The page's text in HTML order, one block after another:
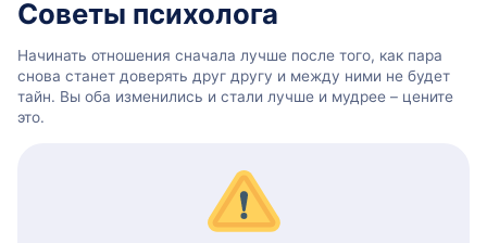
Советы психолога
Начинать отношения сначала лучше после того, как пара
снова станет доверять друг другу и между ними не будет
тайн. Вы оба изменились и стали лучше и мудрее – цените
это.